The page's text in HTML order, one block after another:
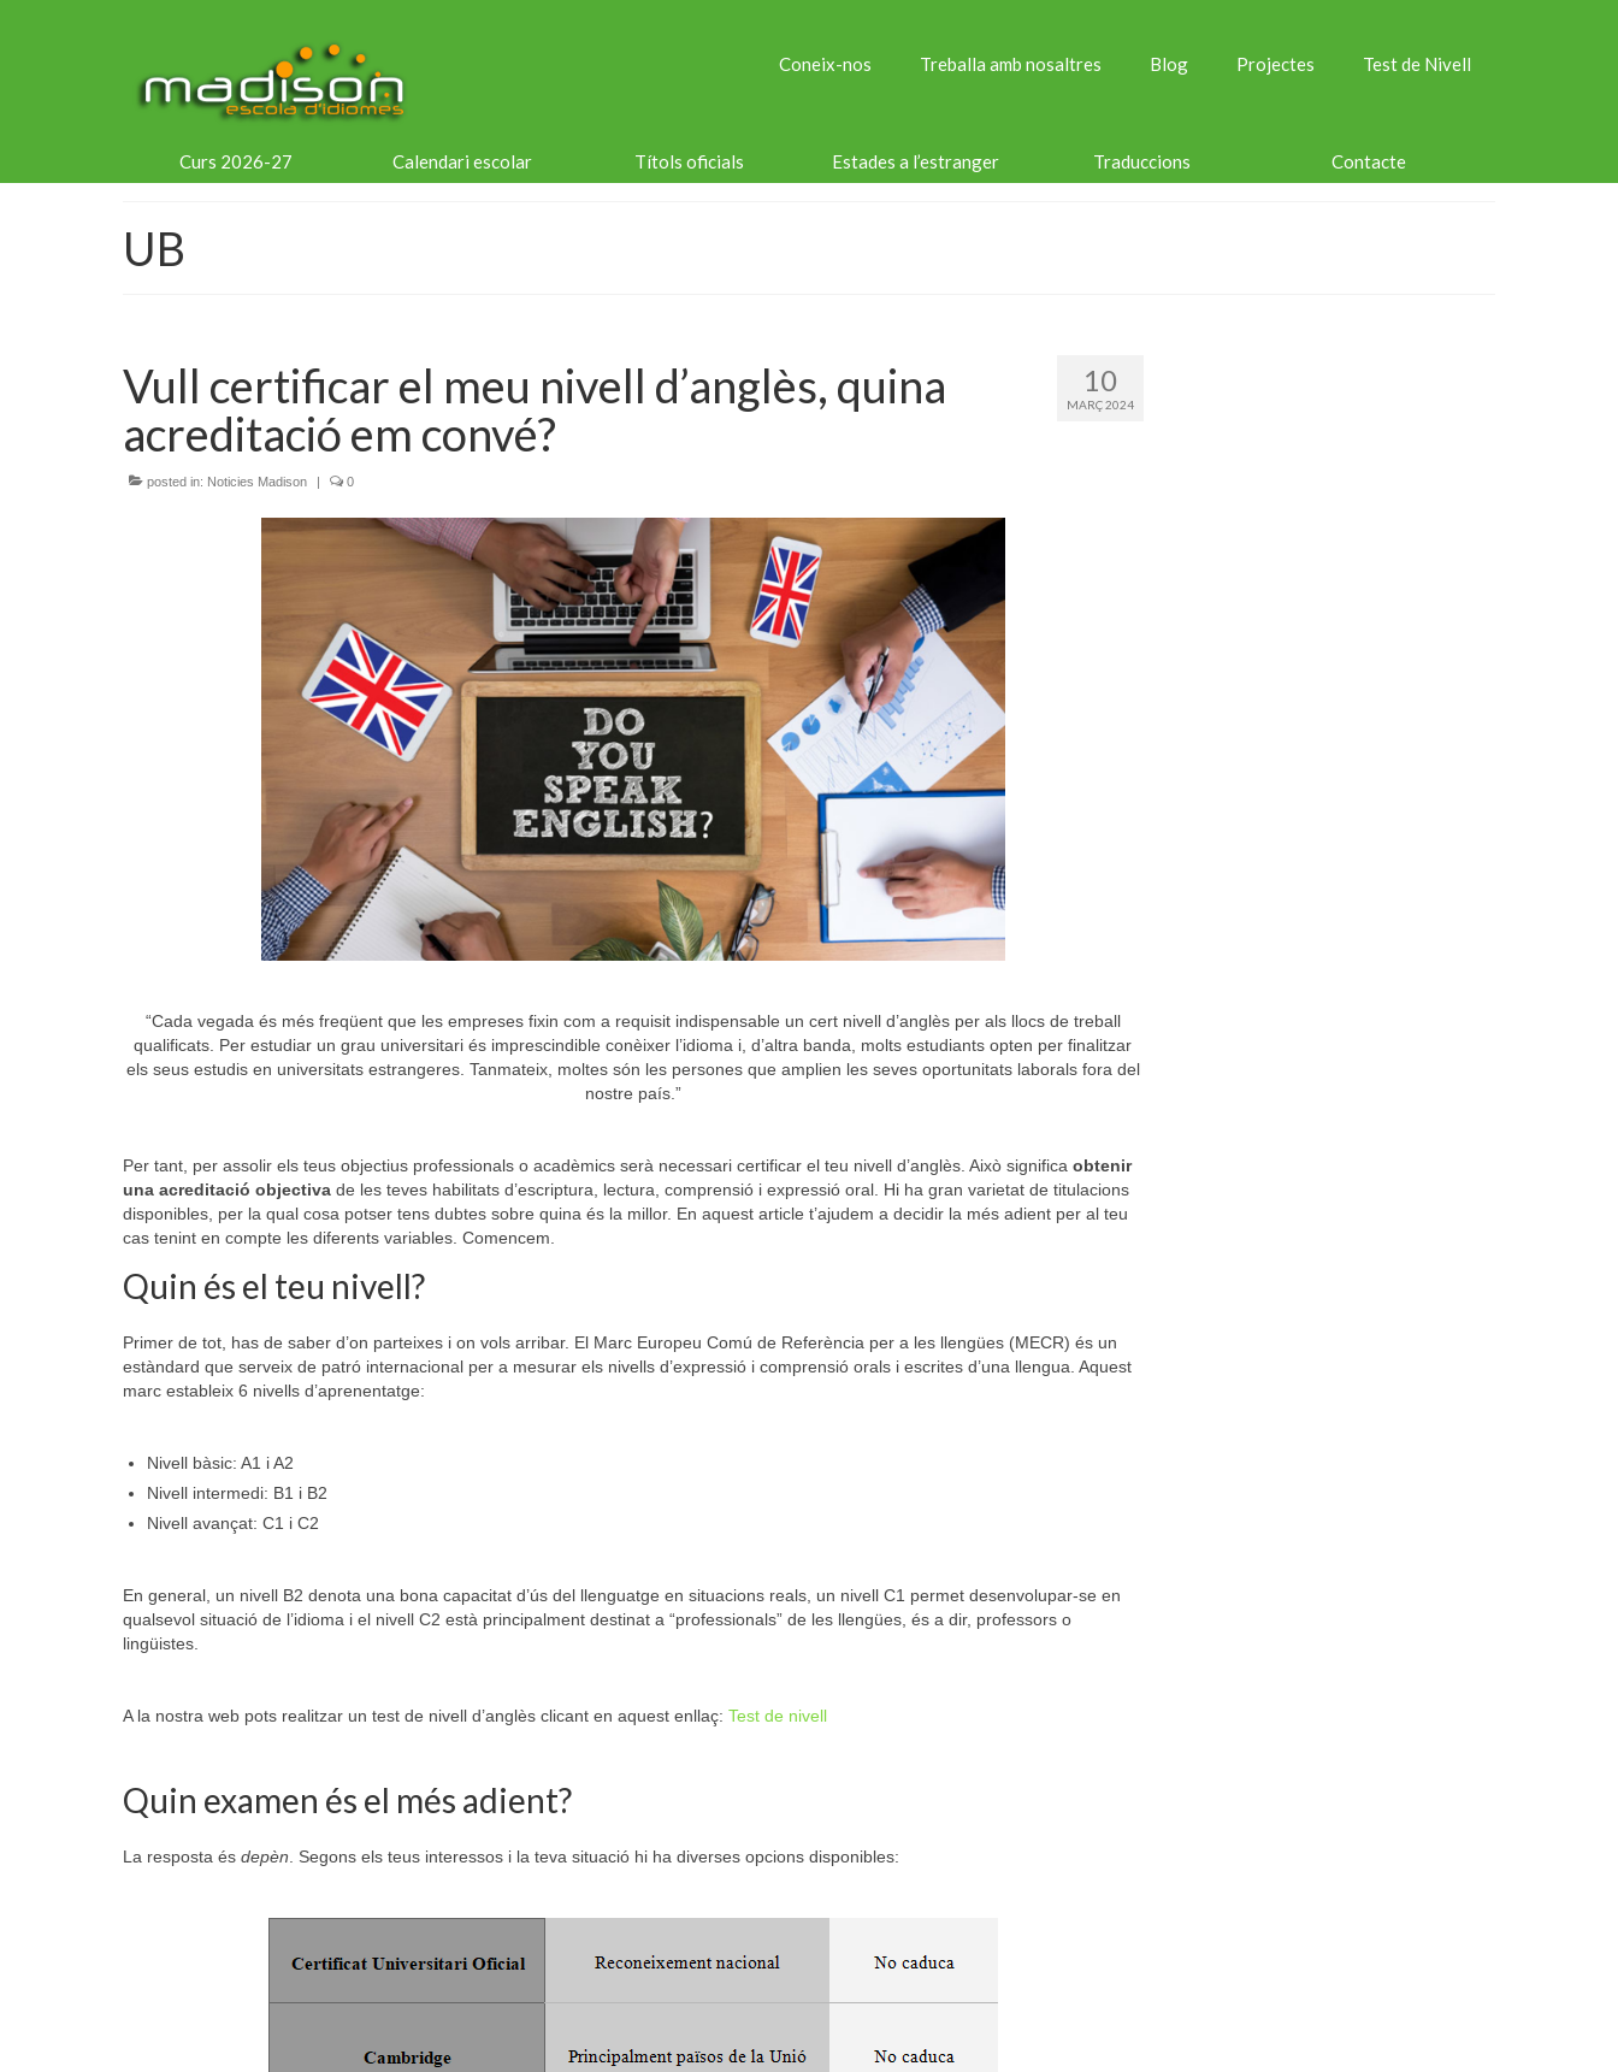
Coneix-nos Treballa amb nosaltres Blog Projectes Test de Nivell
Curs 2026-27 Calendari escolar Títols oficials Estades a l’estranger Traduccions Contacte
UB
10
MARÇ 2024
Vull certificar el meu nivell d’anglès, quina
acreditació em convé?
posted in: Noticies Madison | 0
“Cada vegada és més freqüent que les empreses fixin com a requisit indispensable un cert nivell d’anglès per als llocs de treball
qualificats. Per estudiar un grau universitari és imprescindible conèixer l’idioma i, d’altra banda, molts estudiants opten per finalitzar
els seus estudis en universitats estrangeres. Tanmateix, moltes són les persones que amplien les seves oportunitats laborals fora del
nostre país.”
Per tant, per assolir els teus objectius professionals o acadèmics serà necessari certificar el teu nivell d’anglès. Això significa obtenir
una acreditació objectiva de les teves habilitats d’escriptura, lectura, comprensió i expressió oral. Hi ha gran varietat de titulacions
disponibles, per la qual cosa potser tens dubtes sobre quina és la millor. En aquest article t’ajudem a decidir la més adient per al teu
cas tenint en compte les diferents variables. Comencem.
Quin és el teu nivell?
Primer de tot, has de saber d’on parteixes i on vols arribar. El Marc Europeu Comú de Referència per a les llengües (MECR) és un
estàndard que serveix de patró internacional per a mesurar els nivells d’expressió i comprensió orals i escrites d’una llengua. Aquest
marc estableix 6 nivells d’aprenentatge:
Nivell bàsic: A1 i A2
Nivell intermedi: B1 i B2
Nivell avançat: C1 i C2
En general, un nivell B2 denota una bona capacitat d’ús del llenguatge en situacions reals, un nivell C1 permet desenvolupar-se en
qualsevol situació de l’idioma i el nivell C2 està principalment destinat a “professionals” de les llengües, és a dir, professors o
lingüistes.
A la nostra web pots realitzar un test de nivell d’anglès clicant en aquest enllaç: Test de nivell
Quin examen és el més adient?
La resposta és depèn . Segons els teus interessos i la teva situació hi ha diverses opcions disponibles: